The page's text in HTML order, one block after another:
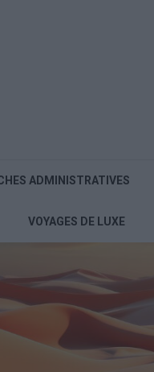
ADMINISTRATIVES
VOYAGES DE LUXE